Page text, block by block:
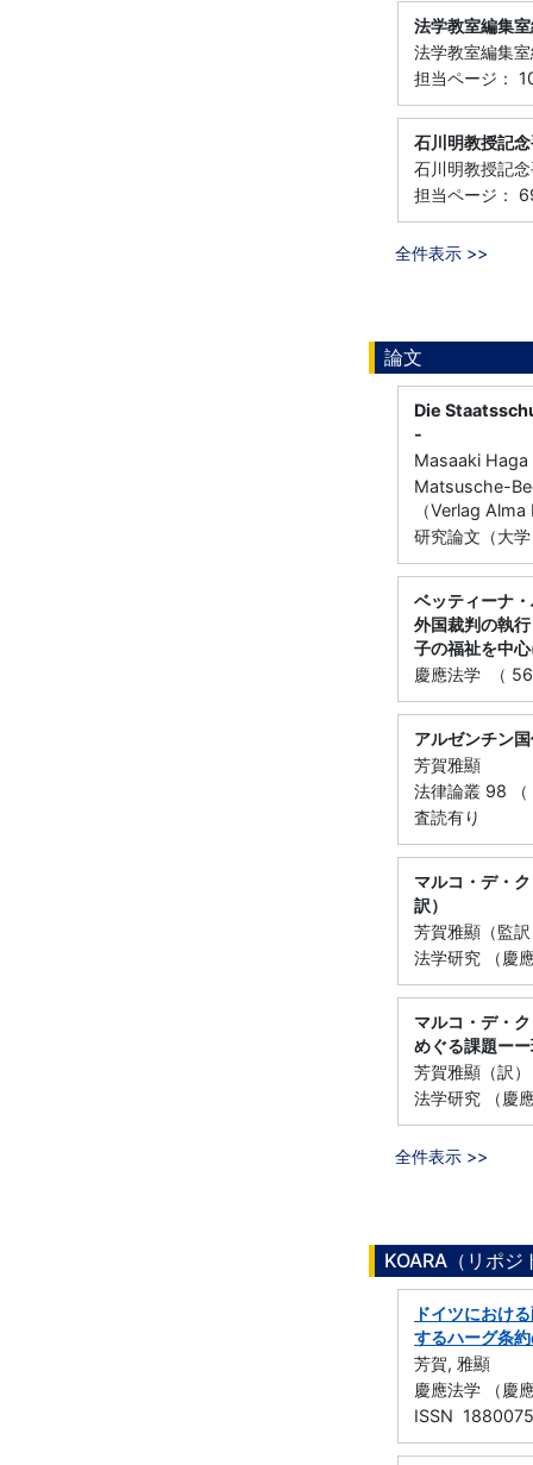
法学教室編集
法学教室編集
担当ページ：
石川明教授記
石川明教授記
担当ページ：
全件表示 >>
論文
Die
-
Masaaki Haga
Matsusche-
（Verlag
研究論文（大
ベッティーナ
外国裁判の執
子の福祉を中
慶應法学 （
アルゼンチン
芳賀雅顯
法律論叢 98
査読有り
マルコ・デ・
訳）
芳賀雅顯（監
法学研究 （慶
マルコ・デ・
めぐる課題ー
芳賀雅顯（訳）
法学研究 （慶
全件表示 >>
KOARA（リポ
ドイツにおけ
するハーグ条
芳賀, 雅顯
慶應法学 （慶
ISSN